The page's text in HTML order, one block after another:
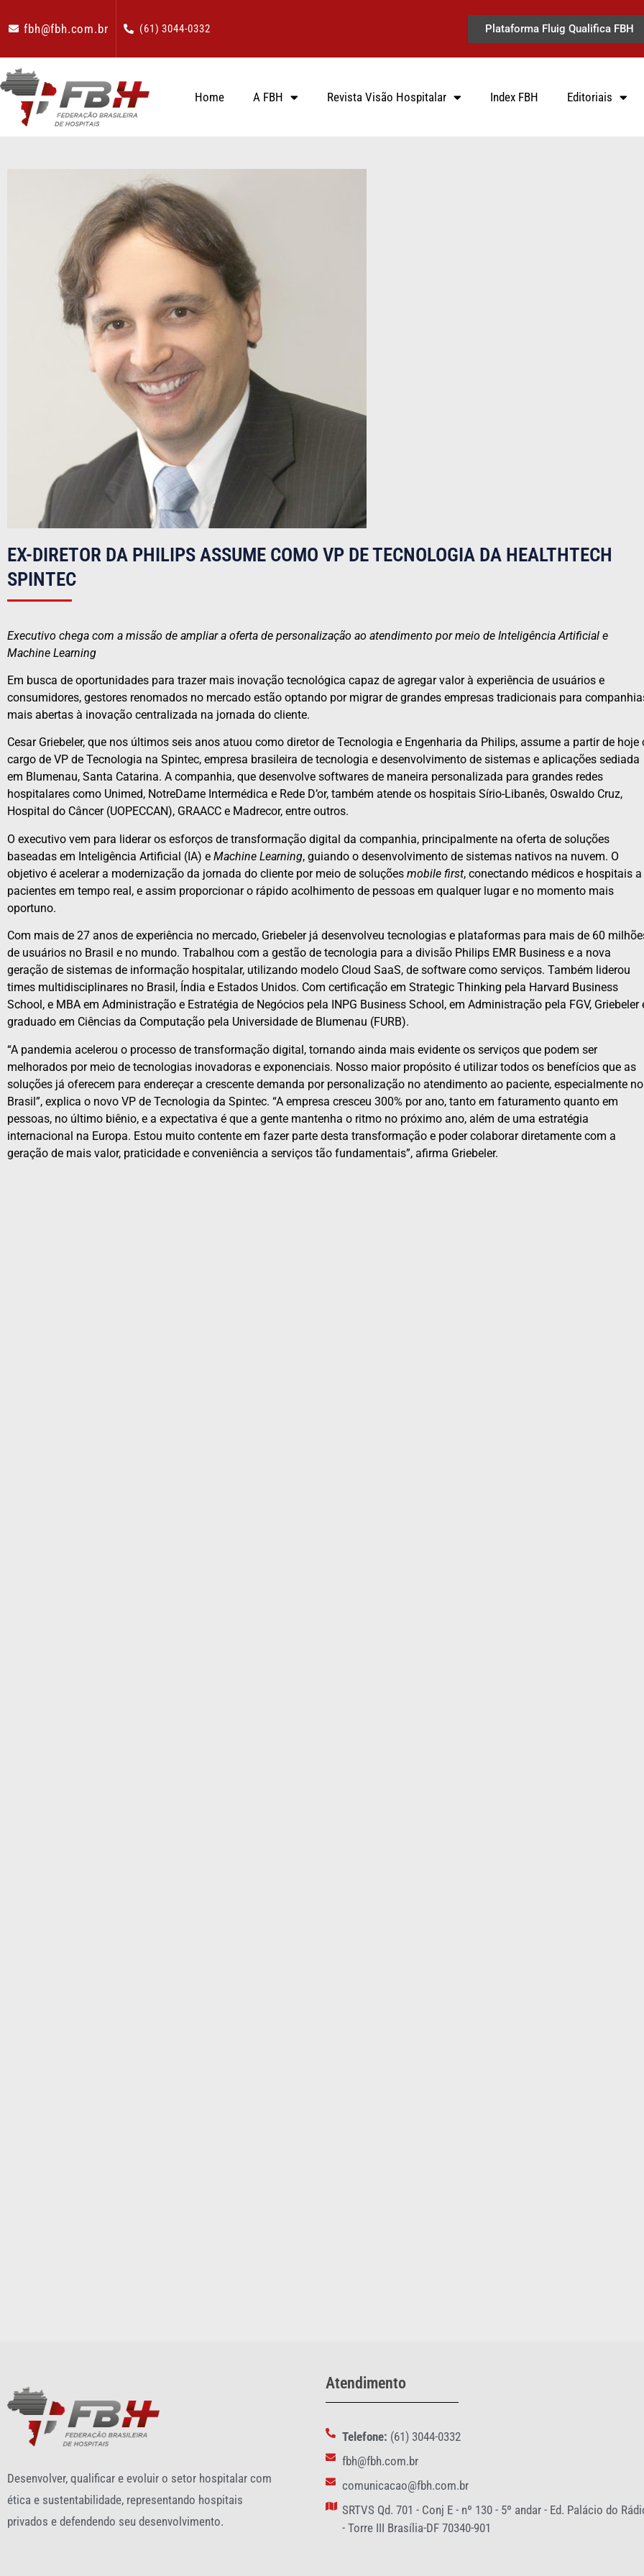
fbh@fbh.com.br (61) 3044-0332 Plataforma Fluig Qualifica FBH
Home A FBH Revista Visão Hospitalar Index FBH Editoriais
EX-DIRETOR DA PHILIPS ASSUME COMO VP DE TECNOLOGIA DA HEALTHTECH
SPINTEC
Executivo chega com a missão de ampliar a oferta de personalização ao atendimento por meio de Inteligência Artificial e
Machine Learning
Em busca de oportunidades para trazer mais inovação tecnológica capaz de agregar valor à experiência de usuários e
consumidores, gestores renomados no mercado estão optando por migrar de grandes empresas tradicionais para
mais abertas à inovação centralizada na jornada do cliente.
Cesar Griebeler, que nos últimos seis anos atuou como diretor de Tecnologia e Engenharia da Philips, assume a partir de hoje
cargo de VP de Tecnologia na Spintec, empresa brasileira de tecnologia e desenvolvimento de sistemas e aplicações sediada
em Blumenau, Santa Catarina. A companhia, que desenvolve softwares de maneira personalizada para grandes redes
hospitalares como Unimed, NotreDame Intermédica e Rede D’or, também atende os hospitais Sírio-Libanês, Oswaldo Cruz,
Hospital do Câncer (UOPECCAN), GRAACC e Madrecor, entre outros.
O executivo vem para liderar os esforços de transformação digital da companhia, principalmente na oferta de soluções
baseadas em Inteligência Artificial (IA) e Machine Learning, guiando o desenvolvimento de sistemas nativos na nuvem. O
objetivo é acelerar a modernização da jornada do cliente por meio de soluções mobile first, conectando médicos e hospitais a
pacientes em tempo real, e assim proporcionar o rápido acolhimento de pessoas em qualquer lugar e no momento mais
oportuno.
Com mais de 27 anos de experiência no mercado, Griebeler já desenvolveu tecnologias e plataformas para mais de 60
de usuários no Brasil e no mundo. Trabalhou com a gestão de tecnologia para a divisão Philips EMR Business e a nova
geração de sistemas de informação hospitalar, utilizando modelo Cloud SaaS, de software como serviços. Também liderou
times multidisciplinares no Brasil, Índia e Estados Unidos. Com certificação em Strategic Thinking pela Harvard Business
School, e MBA em Administração e Estratégia de Negócios pela INPG Business School, em Administração pela FGV, Griebeler
graduado em Ciências da Computação pela Universidade de Blumenau (FURB).
“A pandemia acelerou o processo de transformação digital, tornando ainda mais evidente os serviços que podem ser
melhorados por meio de tecnologias inovadoras e exponenciais. Nosso maior propósito é utilizar todos os benefícios que as
soluções já oferecem para endereçar a crescente demanda por personalização no atendimento ao paciente, especialmente no
Brasil”, explica o novo VP de Tecnologia da Spintec. “A empresa cresceu 300% por ano, tanto em faturamento quanto em
pessoas, no último biênio, e a expectativa é que a gente mantenha o ritmo no próximo ano, além de uma estratégia
internacional na Europa. Estou muito contente em fazer parte desta transformação e poder colaborar diretamente com a
geração de mais valor, praticidade e conveniência a serviços tão fundamentais”, afirma Griebeler.
Desenvolver, qualificar e evoluir o setor hospitalar com
ética e sustentabilidade, representando hospitais
privados e defendendo seu desenvolvimento.
Atendimento
Telefone: (61) 3044-0332
fbh@fbh.com.br
comunicacao@fbh.com.br
SRTVS Qd. 701 - Conj E - nº 130 - 5º andar - Ed. Palácio do
- Torre III Brasília-DF 70340-901